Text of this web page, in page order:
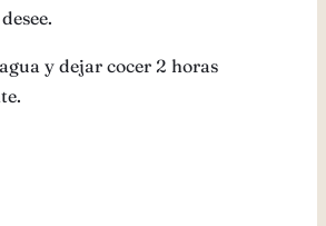
y dejar cocer 2 horas